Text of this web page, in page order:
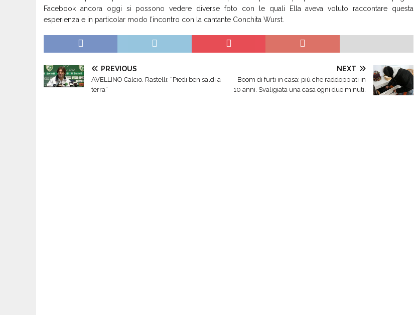
Facebook ancora oggi si possono vedere diverse foto con le quali Ella aveva voluto raccontare questa
esperienza e in particolar modo l’incontro con la cantante Conchita Wurst.
PREVIOUS
AVELLINO Calcio. Rastelli: “Piedi ben saldi a
terra”
NEXT
Boom di furti in casa: più che raddoppiati in
10 anni. Svaligiata una casa ogni due minuti.